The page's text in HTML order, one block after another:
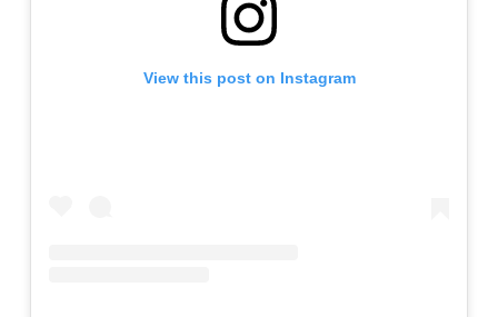
View this post on Instagram